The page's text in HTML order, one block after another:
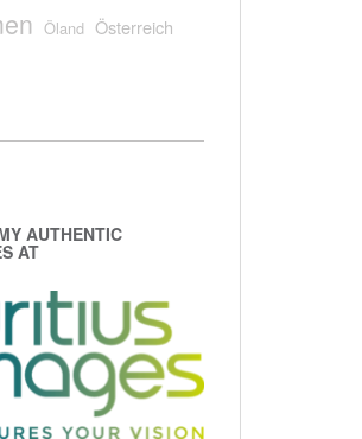
Öland Österreich
AUTHENTIC
AT